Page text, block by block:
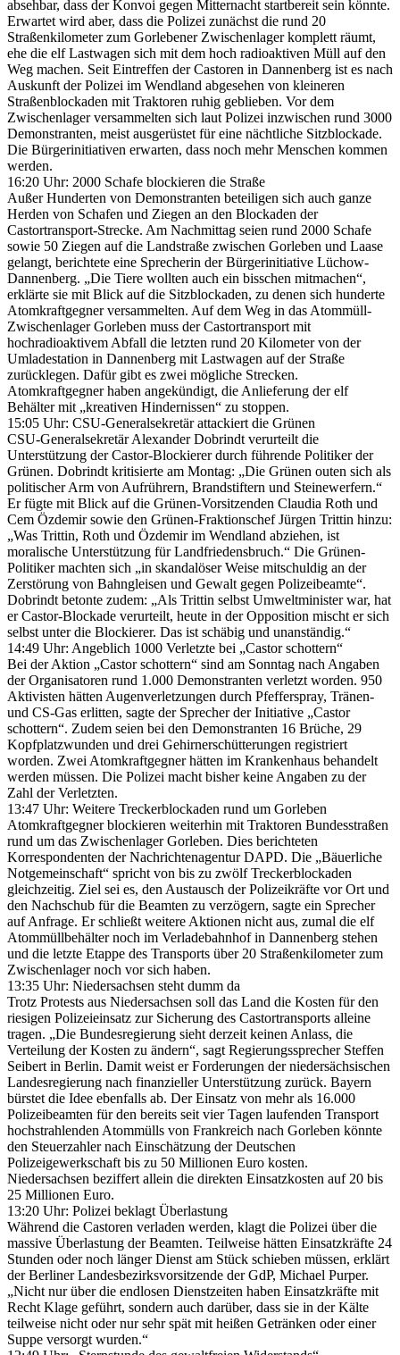
absehbar, dass der Konvoi gegen Mitternacht startbereit sein könnte.
Erwartet wird aber, dass die Polizei zunächst die rund 20
Straßenkilometer zum Gorlebener Zwischenlager komplett räumt,
ehe die elf Lastwagen sich mit dem hoch radioaktiven Müll auf den
Weg machen. Seit Eintreffen der Castoren in Dannenberg ist es nach
Auskunft der Polizei im Wendland abgesehen von kleineren
Straßenblockaden mit Traktoren ruhig geblieben. Vor dem
Zwischenlager versammelten sich laut Polizei inzwischen rund 3000
Demonstranten, meist ausgerüstet für eine nächtliche Sitzblockade.
Die Bürgerinitiativen erwarten, dass noch mehr Menschen kommen
werden.
16:20 Uhr: 2000 Schafe blockieren die Straße
Außer Hunderten von Demonstranten beteiligen sich auch ganze
Herden von Schafen und Ziegen an den Blockaden der
Castortransport-Strecke. Am Nachmittag seien rund 2000 Schafe
sowie 50 Ziegen auf die Landstraße zwischen Gorleben und Laase
gelangt, berichtete eine Sprecherin der Bürgerinitiative Lüchow-
Dannenberg. „Die Tiere wollten auch ein bisschen mitmachen“,
erklärte sie mit Blick auf die Sitzblockaden, zu denen sich hunderte
Atomkraftgegner versammelten. Auf dem Weg in das Atommüll-
Zwischenlager Gorleben muss der Castortransport mit
hochradioaktivem Abfall die letzten rund 20 Kilometer von der
Umladestation in Dannenberg mit Lastwagen auf der Straße
zurücklegen. Dafür gibt es zwei mögliche Strecken.
Atomkraftgegner haben angekündigt, die Anlieferung der elf
Behälter mit „kreativen Hindernissen“ zu stoppen.
15:05 Uhr: CSU-Generalsekretär attackiert die Grünen
CSU-Generalsekretär Alexander Dobrindt verurteilt die
Unterstützung der Castor-Blockierer durch führende Politiker der
Grünen. Dobrindt kritisierte am Montag: „Die Grünen outen sich als
politischer Arm von Aufrührern, Brandstiftern und Steinewerfern.“
Er fügte mit Blick auf die Grünen-Vorsitzenden Claudia Roth und
Cem Özdemir sowie den Grünen-Fraktionschef Jürgen Trittin hinzu:
„Was Trittin, Roth und Özdemir im Wendland abziehen, ist
moralische Unterstützung für Landfriedensbruch.“ Die Grünen-
Politiker machten sich „in skandalöser Weise mitschuldig an der
Zerstörung von Bahngleisen und Gewalt gegen Polizeibeamte“.
Dobrindt betonte zudem: „Als Trittin selbst Umweltminister war, hat
er Castor-Blockade verurteilt, heute in der Opposition mischt er sich
selbst unter die Blockierer. Das ist schäbig und unanständig.“
14:49 Uhr: Angeblich 1000 Verletzte bei „Castor schottern“
Bei der Aktion „Castor schottern“ sind am Sonntag nach Angaben
der Organisatoren rund 1.000 Demonstranten verletzt worden. 950
Aktivisten hätten Augenverletzungen durch Pfefferspray, Tränen-
und CS-Gas erlitten, sagte der Sprecher der Initiative „Castor
schottern“. Zudem seien bei den Demonstranten 16 Brüche, 29
Kopfplatzwunden und drei Gehirnerschütterungen registriert
worden. Zwei Atomkraftgegner hätten im Krankenhaus behandelt
werden müssen. Die Polizei macht bisher keine Angaben zu der
Zahl der Verletzten.
13:47 Uhr: Weitere Treckerblockaden rund um Gorleben
Atomkraftgegner blockieren weiterhin mit Traktoren Bundesstraßen
rund um das Zwischenlager Gorleben. Dies berichteten
Korrespondenten der Nachrichtenagentur DAPD. Die „Bäuerliche
Notgemeinschaft“ spricht von bis zu zwölf Treckerblockaden
gleichzeitig. Ziel sei es, den Austausch der Polizeikräfte vor Ort und
den Nachschub für die Beamten zu verzögern, sagte ein Sprecher
auf Anfrage. Er schließt weitere Aktionen nicht aus, zumal die elf
Atommüllbehälter noch im Verladebahnhof in Dannenberg stehen
und die letzte Etappe des Transports über 20 Straßenkilometer zum
Zwischenlager noch vor sich haben.
13:35 Uhr: Niedersachsen steht dumm da
Trotz Protests aus Niedersachsen soll das Land die Kosten für den
riesigen Polizeieinsatz zur Sicherung des Castortransports alleine
tragen. „Die Bundesregierung sieht derzeit keinen Anlass, die
Verteilung der Kosten zu ändern“, sagt Regierungssprecher Steffen
Seibert in Berlin. Damit weist er Forderungen der niedersächsischen
Landesregierung nach finanzieller Unterstützung zurück. Bayern
bürstet die Idee ebenfalls ab. Der Einsatz von mehr als 16.000
Polizeibeamten für den bereits seit vier Tagen laufenden Transport
hochstrahlenden Atommülls von Frankreich nach Gorleben könnte
den Steuerzahler nach Einschätzung der Deutschen
Polizeigewerkschaft bis zu 50 Millionen Euro kosten.
Niedersachsen beziffert allein die direkten Einsatzkosten auf 20 bis
25 Millionen Euro.
13:20 Uhr: Polizei beklagt Überlastung
Während die Castoren verladen werden, klagt die Polizei über die
massive Überlastung der Beamten. Teilweise hätten Einsatzkräfte 24
Stunden oder noch länger Dienst am Stück schieben müssen, erklärt
der Berliner Landesbezirksvorsitzende der GdP, Michael Purper.
„Nicht nur über die endlosen Dienstzeiten haben Einsatzkräfte mit
Recht Klage geführt, sondern auch darüber, dass sie in der Kälte
teilweise nicht oder nur sehr spät mit heißen Getränken oder einer
Suppe versorgt wurden.“